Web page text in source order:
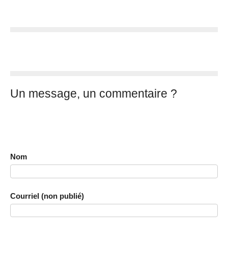
Un message, un commentaire ?
Nom
Courriel (non publié)